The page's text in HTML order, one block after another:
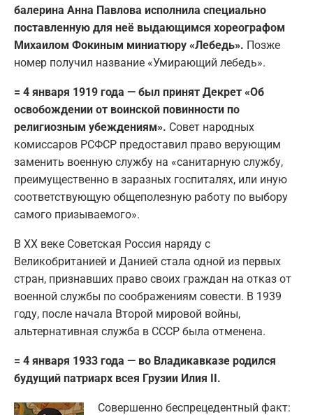
балерина Анна Павлова исполнила специально
поставленную для неё выдающимся хореографом
Михаилом Фокиным миниатюру «Лебедь». Позже
номер получил название «Умирающий лебедь».
= 4 января 1919 года — был принят Декрет «Об
освобождении от воинской повинности по
религиозным убеждениям». Совет народных
комиссаров РСФСР предоставил право верующим
заменить военную службу на «санитарную службу,
преимущественно в заразных госпиталях, или иную
соответствующую общеполезную работу по выбору
самого призываемого».
В ХХ веке Советская Россия наряду с
Великобританией и Данией стала одной из первых
стран, признавших право своих граждан на отказ от
военной службы по соображениям совести. В 1939
году, после начала Второй мировой войны,
альтернативная служба в СССР была отменена.
= 4 января 1933 года — во Владикавказе родился
будущий патриарх всея Грузии Илия II.
Совершенно беспрецедентный факт: